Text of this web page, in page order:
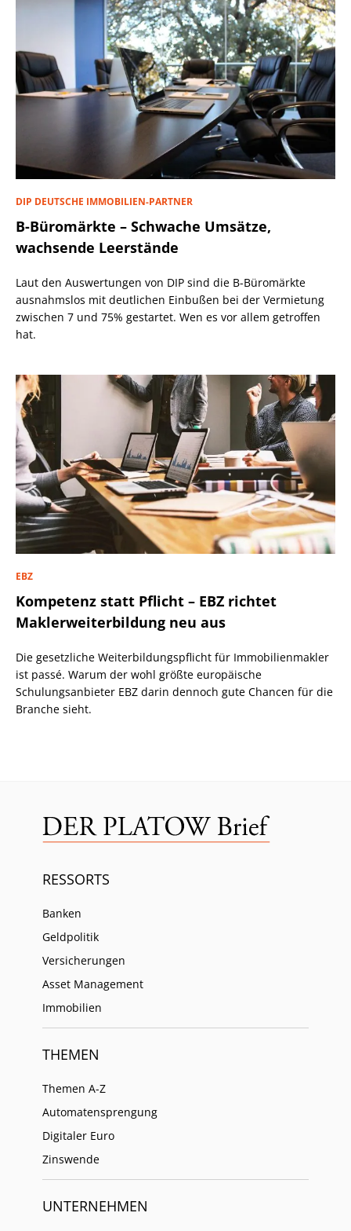
DIP DEUTSCHE IMMOBILIEN-PARTNER
B-Büromärkte – Schwache Umsätze,
wachsende Leerstände
Laut den Auswertungen von DIP sind die B-Büromärkte
ausnahmslos mit deutlichen Einbußen bei der Vermietung
zwischen 7 und 75% gestartet. Wen es vor allem getroffen
hat.
EBZ
Kompetenz statt Pflicht – EBZ richtet
Maklerweiterbildung neu aus
Die gesetzliche Weiterbildungspflicht für Immobilienmakler
ist passé. Warum der wohl größte europäische
Schulungsanbieter EBZ darin dennoch gute Chancen für die
Branche sieht.
RESSORTS
Banken
Geldpolitik
Versicherungen
Asset Management
Immobilien
THEMEN
Themen A-Z
Automatensprengung
Digitaler Euro
Zinswende
UNTERNEHMEN